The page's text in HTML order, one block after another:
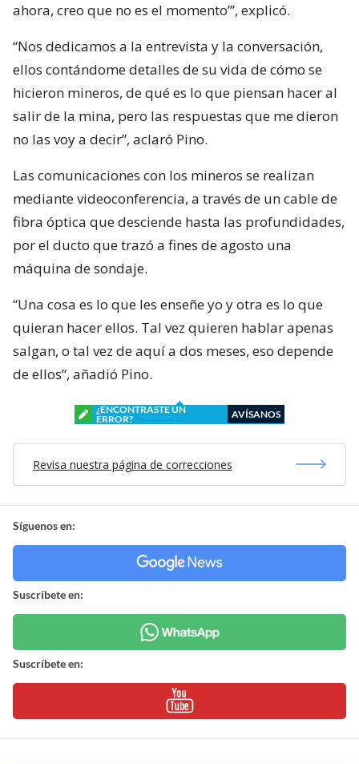
ahora, creo que no es el momento’”, explicó.
“Nos dedicamos a la entrevista y la conversación,
ellos contándome detalles de su vida de cómo se
hicieron mineros, de qué es lo que piensan hacer al
salir de la mina, pero las respuestas que me dieron
no las voy a decir”, aclaró Pino.
Las comunicaciones con los mineros se realizan
mediante videoconferencia, a través de un cable de
fibra óptica que desciende hasta las profundidades,
por el ducto que trazó a fines de agosto una
máquina de sondaje.
“Una cosa es lo que les enseñe yo y otra es lo que
quieran hacer ellos. Tal vez quieren hablar apenas
salgan, o tal vez de aquí a dos meses, eso depende
de ellos”, añadió Pino.
¿ENCONTRASTE UN
ERROR?
AVÍSANOS
Revisa nuestra página de correcciones
Síguenos en:
Suscríbete en:
Suscríbete en: